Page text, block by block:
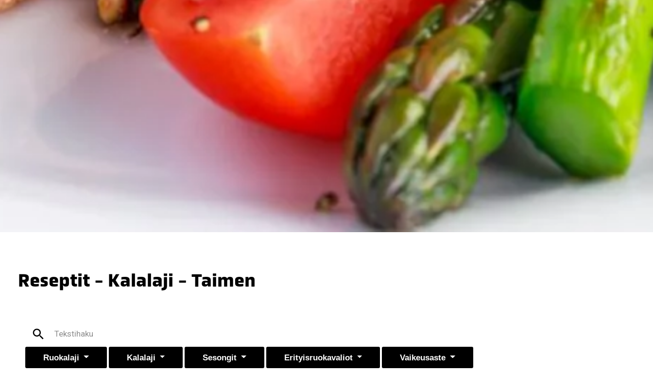
Reseptit - Kalalaji - Taimen
Ruokalaji Kalalaji Sesongit Erityisruokavaliot Vaikeusaste